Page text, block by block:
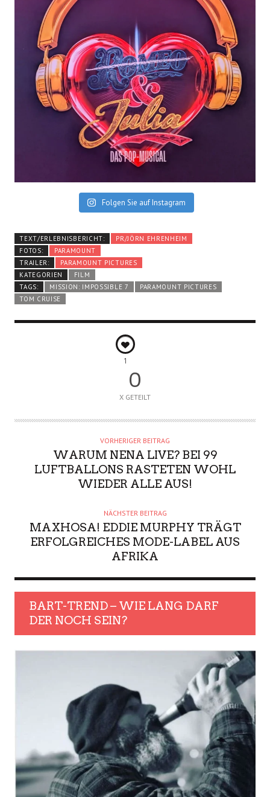
Folgen Sie auf Instagram
TEXT/ERLEBNISBERICHT:
PR/JÖRN EHRENHEIM
FOTOS:
PARAMOUNT
TRAILER:
PARAMOUNT PICTURES
KATEGORIEN
FILM
TAGS:
MISSION: IMPOSSIBLE 7
PARAMOUNT PICTURES
TOM CRUISE
1
0
X GETEILT
VORHERIGER BEITRAG
WARUM NENA LIVE? BEI 99
LUFTBALLONS RASTETEN WOHL
WIEDER ALLE AUS!
NÄCHSTER BEITRAG
MAXHOSA! EDDIE MURPHY TRÄGT
ERFOLGREICHES MODE-LABEL AUS
AFRIKA
BART-TREND – WIE LANG DARF
DER NOCH SEIN?